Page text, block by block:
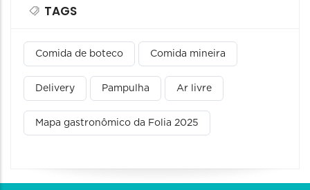
TAGS
Comida de boteco Comida mineira
Delivery Pampulha Ar livre
Mapa gastronômico da Folia 2025